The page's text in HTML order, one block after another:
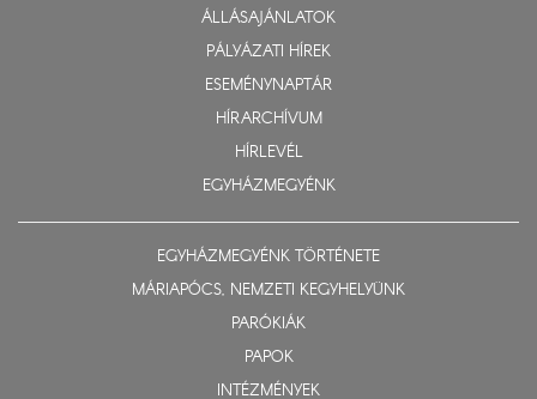
ÁLLÁSAJÁNLATOK
PÁLYÁZATI HÍREK
ESEMÉNYNAPTÁR
HÍRARCHÍVUM
HÍRLEVÉL
EGYHÁZMEGYÉNK
EGYHÁZMEGYÉNK TÖRTÉNETE
MÁRIAPÓCS, NEMZETI KEGYHELYÜNK
PARÓKIÁK
PAPOK
INTÉZMÉNYEK